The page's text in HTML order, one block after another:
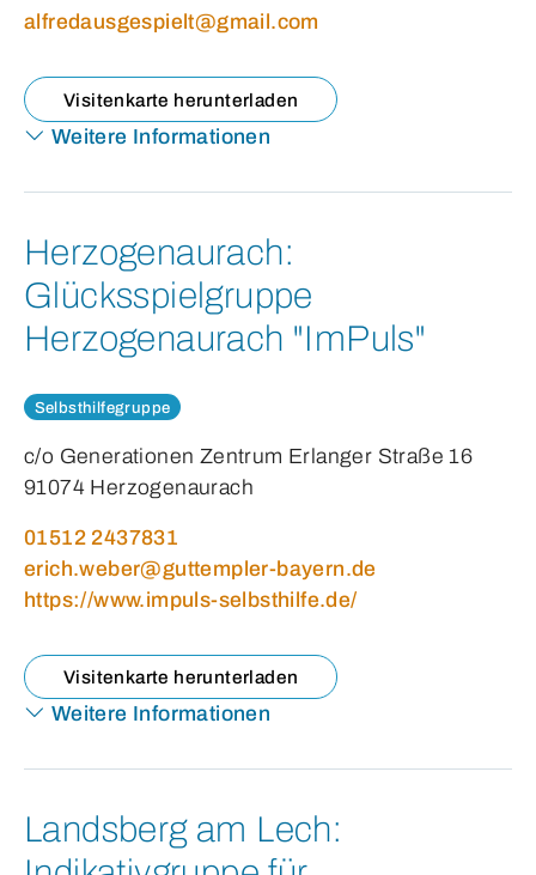
alfredausgespielt@gmail.com
Visitenkarte herunterladen
Weitere Informationen
Herzogenaurach:
Glücksspielgruppe
Herzogenaurach "ImPuls"
Selbsthilfegruppe
c/o Generationen Zentrum Erlanger Straße 16
91074 Herzogenaurach
01512 2437831
erich.weber@guttempler-bayern.de
https://www.impuls-selbsthilfe.de/
Visitenkarte herunterladen
Weitere Informationen
Landsberg am Lech: